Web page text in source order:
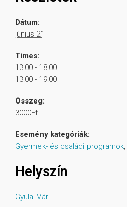
Dátum:
június 21
Times:
13:00 - 18:00
13:00 - 19:00
Összeg:
3000Ft
Esemény kategóriák:
Gyermek- és családi programok,
Helyszín
Gyulai Vár